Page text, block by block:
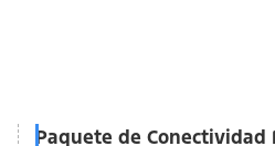
Paquete de Conectividad